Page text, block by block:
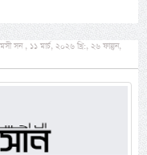
সন , ১১ মার্চ, ২০২৬ খ্রি:, ২৬ ফাল্গুন,